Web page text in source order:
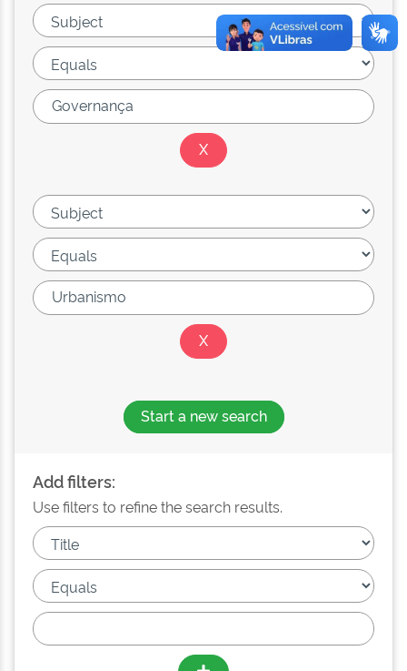
Start a new search
Add filters:
Use filters to refine the search results.